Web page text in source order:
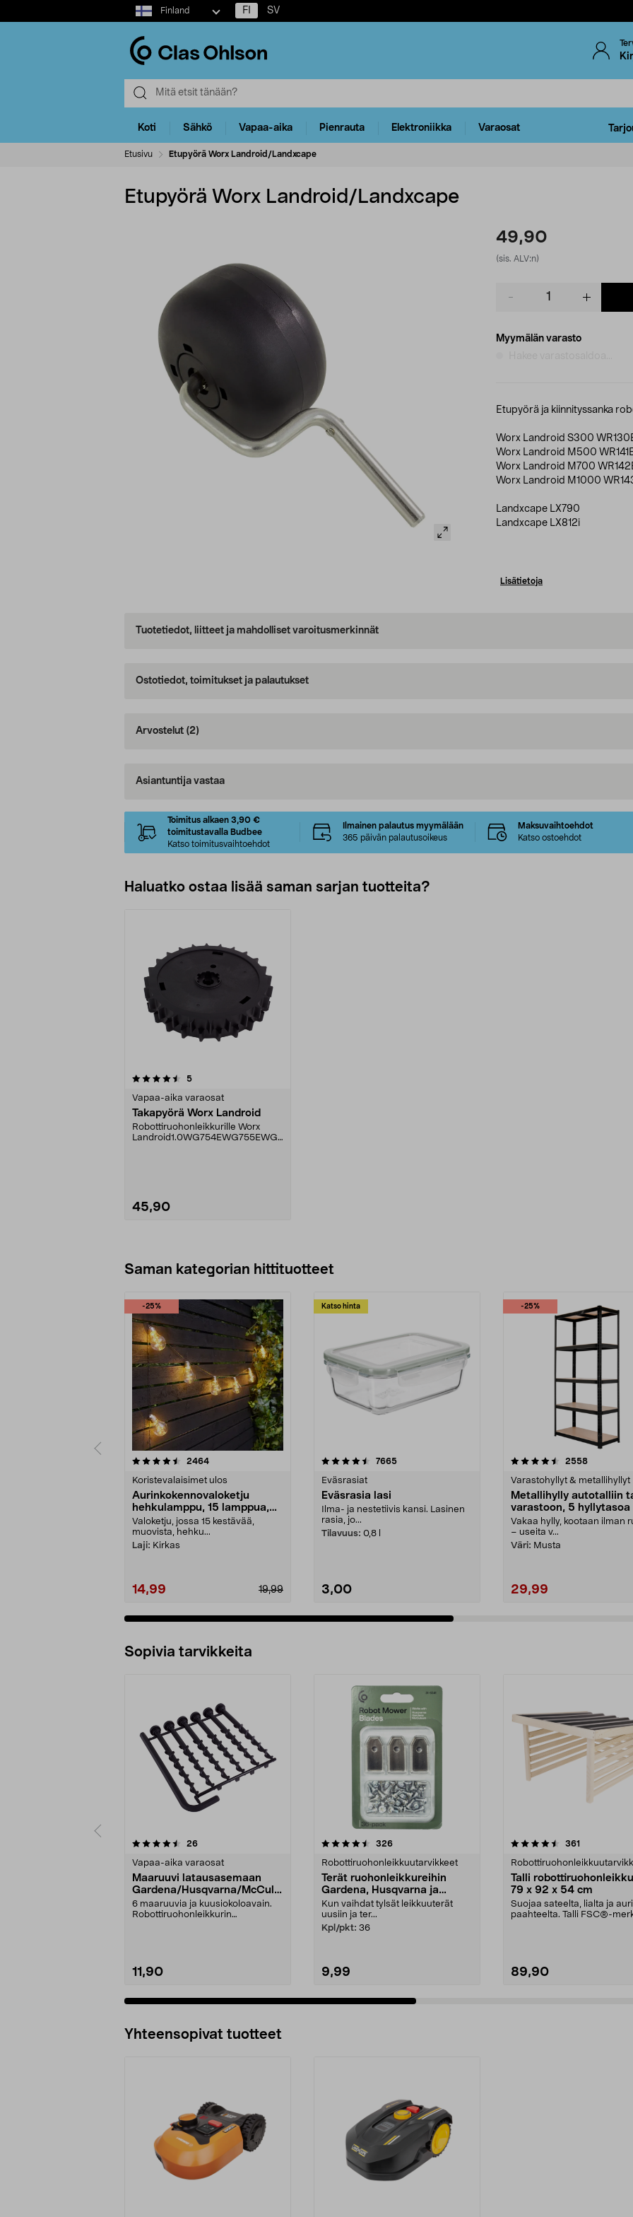
Select
market
Finland FI SV
Koti Sähkö Vapaa-aika Pienrauta Elektroniikka Varaosat
Etusivu Etupyörä Worx Landroid/Landxcape
Etupyörä Worx Landroid/Landxcape
49,90
(sis. ALV:n)
Myymälän varasto
Etupyörä ja kiinnityssanka
Worx Landroid S300
Worx Landroid M500
Worx Landroid M700
Worx Landroid M1000
Landxcape LX790
Landxcape LX812i
Lisätietoja
Tuotetiedot, liitteet ja mahdolliset varoitusmerkinnät
Ostotiedot, toimitukset ja palautukset
Arvostelut (2)
Asiantuntija vastaa
Toimitus alkaen 3,90 €
toimitustavalla Budbee
Katso toimitusvaihtoehdot
Ilmainen palautus myymälään
365 päivän palautusoikeus
Maksuvaihtoehdot
Katso ostoehdot
Haluatko ostaa lisää saman sarjan tuotteita?
5arvostelut
Vapaa-aika varaosat
Takapyörä Worx Landroid
Robottiruohonleikkurille Worx
Landroid1.0WG754EWG755EWG7
45,90
Saman kategorian hittituotteet
-25%
2464arvostelut
Koristevalaisimet ulos
Aurinkokennovaloketju
hehkulamppu, 15 lamppua,
7,2 m
Valoketju, jossa 15 kestävää,
muovista, hehku...
Laji: Kirkas
14,99 19,99
Katso hinta
4.5 viidestä
7665arvostelut
Eväsrasiat
Eväsrasia lasi
Ilma- ja nestetiivis kansi. Lasinen
rasia, jo...
Tilavuus: 0,8 l
3,00
-25%
4.5 viidestä
2558arvostelut
Varastohyllyt & metallihyllyt
Metallihylly autotalliin
varastoon, 5 hyllytasoa
Vakaa hylly, kootaan ilman
– useita v...
Väri: Musta
29,99
4.5 viidestä
Sopivia tarvikkeita
26arvostelut
Vapaa-aika varaosat
Maaruuvi latausasemaan
Gardena/Husqvarna/McCullo
ch
6 maaruuvia ja kuusiokoloavain.
Robottiruohonleikkurin
11,90
4.5viidestä
326arvostelut
Robottiruohonleikkuutarvikkeet
Terät ruohonleikkureihin
Gardena, Husqvarna ja
McCulloch
Kun vaihdat tylsät leikkuuterät
uusiin ja ter...
Kpl/pkt: 36
9,99
4.5viidestä
361
Talli
79 x 92 x 54 cm
Suojaa sateelta, lialta ja
paahteelta. Talli FSC®-
89,90
4.0viidestä
Yhteensopivat tuotteet